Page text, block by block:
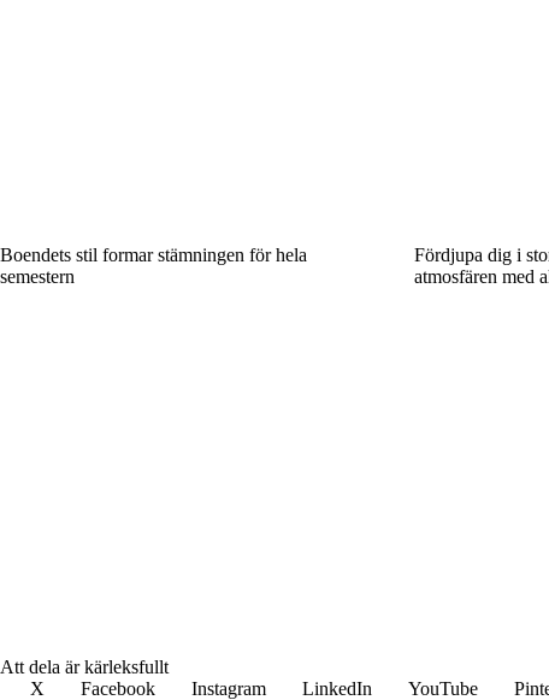
Boendets stil formar stämningen för hela
semestern
Fördjupa dig i
atmosfären med
Att dela är kärleksfullt
X
Facebook Instagram LinkedIn YouTube